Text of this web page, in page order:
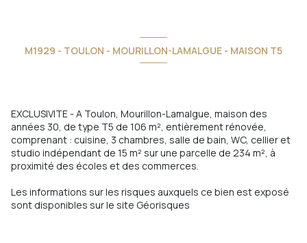
M1929 - TOULON - MOURILLON-LAMALGUE - MAISON T5
EXCLUSIVITE - A Toulon, Mourillon-Lamalgue, maison des
années 30, de type T5 de 106 m², entièrement rénovée,
comprenant : cuisine, 3 chambres, salle de bain, WC, cellier et
studio indépendant de 15 m² sur une parcelle de 234 m², à
proximité des écoles et des commerces.
Les informations sur les risques auxquels ce bien est exposé
sont disponibles sur le site Géorisques